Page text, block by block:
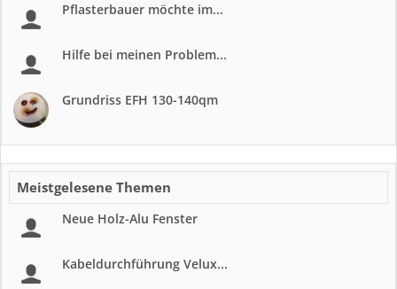
Pflasterbauer möchte im...
Hilfe bei meinen Problem...
Grundriss EFH 130-140qm
Meistgelesene Themen
Neue Holz-Alu Fenster
Kabeldurchführung Velux...